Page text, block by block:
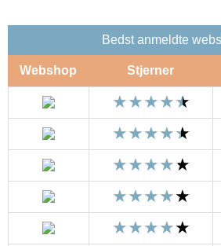
Bedst anmeldte
Webshop Stjerner